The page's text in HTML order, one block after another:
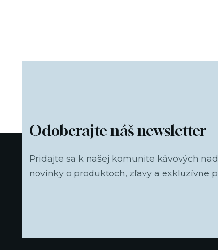
Odoberajte náš newsletter
Pridajte sa k našej komunite kávových
novinky o produktoch, zľavy a exkluzívne